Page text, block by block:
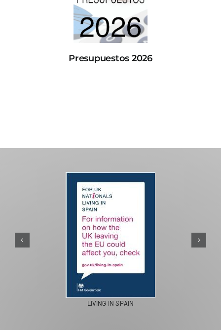
Presupuestos 2026
LIVING IN SPAIN